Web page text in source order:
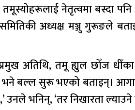
नेतृत्वमा बस्दा
अध्यक्ष मञ्जु गुरूङले
अतिथि, तमू ह्युल छोँज
भने बल्ल सुरू भएको बताइन्।
भनिन्, ‘तर निखारता